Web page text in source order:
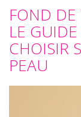
FOND
LE
CHOISIR
PEAU